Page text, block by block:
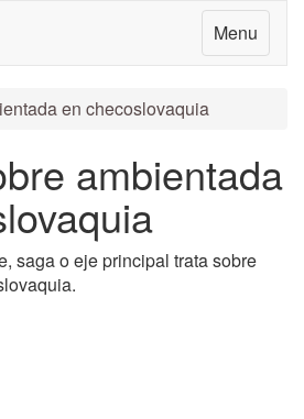
Menu
en checoslovaquia
ambientada
saga o eje principal trata sobre